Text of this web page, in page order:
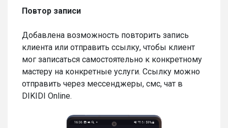
Повтор записи
Добавлена возможность повторить запись
клиента или отправить ссылку, чтобы клиент
мог записаться самостоятельно к конкретному
мастеру на конкретные услуги. Ссылку можно
отправить через мессенджеры, смс, чат в
DIKIDI Online.